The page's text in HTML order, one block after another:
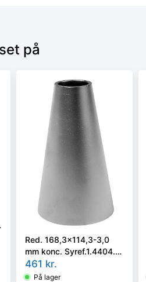
på
Red. 168,3x114,3-3,0
mm konc. Syref.1.4404.
ISO 5251/EN10253-3 el.
4 i vort valg
461 kr.
På lager